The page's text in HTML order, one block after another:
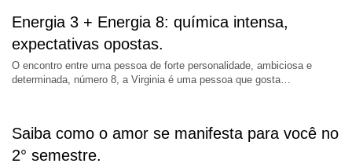
Energia 3 + Energia 8: química intensa,
expectativas opostas.
O encontro entre uma pessoa de forte personalidade, ambiciosa e
determinada, número 8, a Virginia é uma pessoa que gosta…
Saiba como o amor se manifesta para você no
2° semestre.